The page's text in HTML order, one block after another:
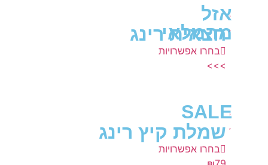
חצאית רינג
בחרו אפשרויות
>>>
אזל
מהמלאי
SALE
שמלת קיץ רינג
בחרו אפשרויות